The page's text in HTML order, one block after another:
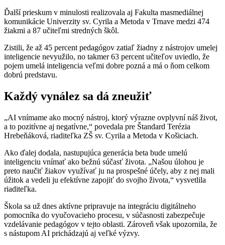
Ďalší prieskum v minulosti realizovala aj Fakulta masmediálnej
komunikácie Univerzity sv. Cyrila a Metoda v Trnave medzi 474
žiakmi a 87 učiteľmi stredných škôl.
Zistili, že až 45 percent pedagógov zatiaľ žiadny z nástrojov umelej
inteligencie nevyužilo, no takmer 63 percent učiteľov uviedlo, že
pojem umelá inteligencia veľmi dobre pozná a má o ňom celkom
dobrú predstavu.
Každý vynález sa dá zneužiť
„AI vnímame ako mocný nástroj, ktorý výrazne ovplyvní náš život,
a to pozitívne aj negatívne,“ povedala pre Štandard Terézia
Hrebeňáková, riaditeľka ZŠ sv. Cyrila a Metoda v Košiciach.
Ako ďalej dodala, nastupujúca generácia beta bude umelú
inteligenciu vnímať ako bežnú súčasť života. „Našou úlohou je
preto naučiť žiakov využívať ju na prospešné účely, aby z nej mali
úžitok a vedeli ju efektívne zapojiť do svojho života,“ vysvetlila
riaditeľka.
Škola sa už dnes aktívne pripravuje na integráciu digitálneho
pomocníka do vyučovacieho procesu, v súčasnosti zabezpečuje
vzdelávanie pedagógov v tejto oblasti. Zároveň však upozornila, že
s nástupom AI prichádzajú aj veľké výzvy.